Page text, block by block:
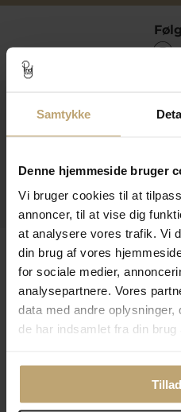
Samtykke
Denne hjemmeside bruger
Vi bruger cookies til at
annoncer, til at vise dig
at analysere vores trafik. Vi
din brug af vores
for sociale medier,
analysepartnere. Vores
data med andre
de har indsamlet fra din brug
Kontakt
Åbningstider I Butikken
Information
Praktiske Sider
Leveringsmuligheder
Betalingsmuligheder
Sikker Og Tryg E-Handel